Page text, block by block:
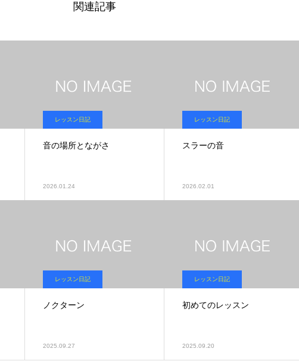
関連記事
レッスン日記
音の場所とながさ
2026.01.24
レッスン日記
スラーの音
2026.02.01
レッスン日記
ノクターン
2025.09.27
レッスン日記
初めてのレッスン
2025.09.20